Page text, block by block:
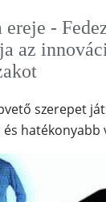
-
az
szerepet
hatékonyabb